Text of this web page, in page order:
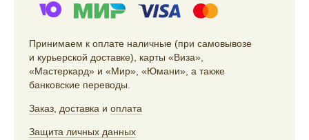
Принимаем к оплате наличные (при самовывозе
и курьерской доставке), карты «Виза»,
«Мастеркард» и «Мир», «Юмани», а также
банковские переводы.
Заказ доставка и оплата
Защита личных данных